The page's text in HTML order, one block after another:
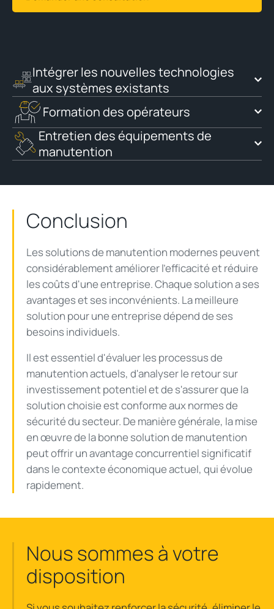
Intégrer les nouvelles technologies
aux systèmes existants
Formation des opérateurs
Entretien des équipements de
manutention
Conclusion
Les solutions de manutention modernes peuvent
considérablement améliorer l'efficacité et réduire
les coûts d'une entreprise. Chaque solution a ses
avantages et ses inconvénients. La meilleure
solution pour une entreprise dépend de ses
besoins individuels.
Il est essentiel d'évaluer les processus de
manutention actuels, d'analyser le retour sur
investissement potentiel et de s'assurer que la
solution choisie est conforme aux normes de
sécurité du secteur. De manière générale, la mise
en œuvre de la bonne solution de manutention
peut offrir un avantage concurrentiel significatif
dans le contexte économique actuel, qui évolue
rapidement.
Nous sommes à votre
disposition